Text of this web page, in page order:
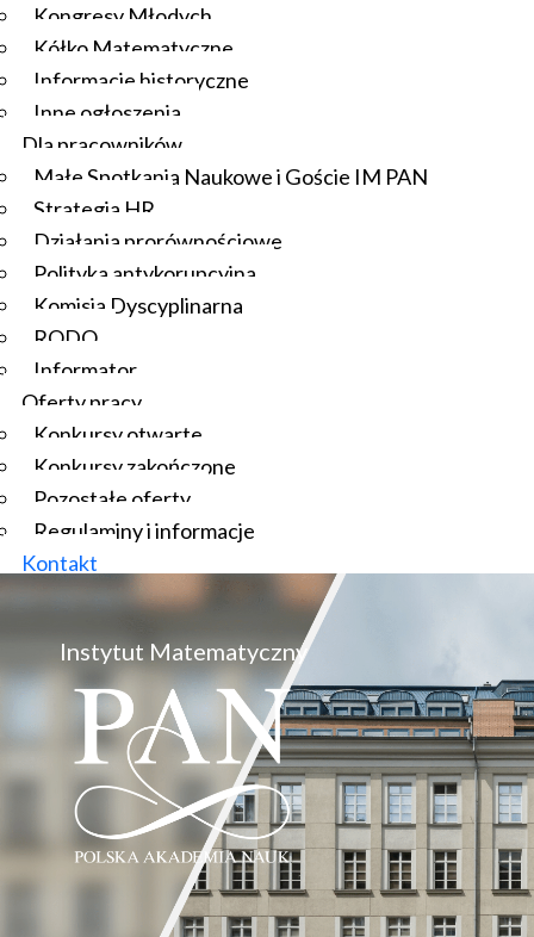
Kongresy Młodych
Kółko Matematyczne
Informacje historyczne
Inne ogłoszenia
Dla pracowników
Małe Spotkania Naukowe i Goście IM PAN
Strategia HR
Działania prorównościowe
Polityka antykorupcyjna
Komisja Dyscyplinarna
RODO
Informator
Oferty pracy
Konkursy otwarte
Konkursy zakończone
Pozostałe oferty
Regulaminy i informacje
Kontakt
Instytut Matematyczny